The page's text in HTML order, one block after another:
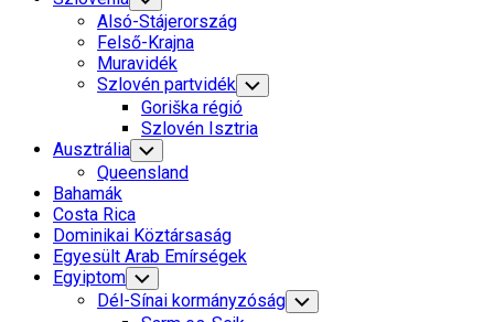
Child
Menu
Alsó-Stájerország
Felső-Krajna
Muravidék
Szlovén partvidék Toggle
Child
Menu
Goriška régió
Szlovén Isztria
Ausztrália Toggle
Child
Menu
Queensland
Bahamák
Costa Rica
Dominikai Köztársaság
Egyesült Arab Emírségek
Egyiptom Toggle
Child
Menu
Dél-Sínai kormányzóság Toggle
Child